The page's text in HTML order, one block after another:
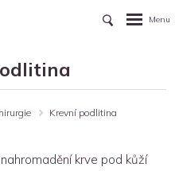
Krevní podlitina
krve pod kůží